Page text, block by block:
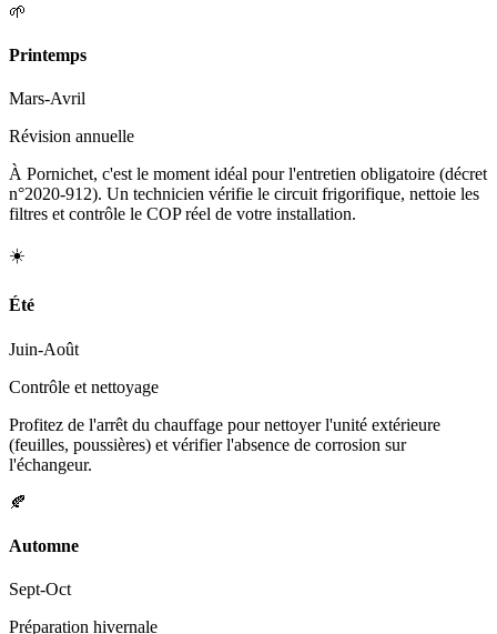
🌱
Printemps
Mars-Avril
Révision annuelle
À Pornichet, c'est le moment idéal pour l'entretien obligatoire (décret
n°2020-912). Un technicien vérifie le circuit frigorifique, nettoie les
filtres et contrôle le COP réel de votre installation.
☀️
Été
Juin-Août
Contrôle et nettoyage
Profitez de l'arrêt du chauffage pour nettoyer l'unité extérieure
(feuilles, poussières) et vérifier l'absence de corrosion sur
l'échangeur.
🍂
Automne
Sept-Oct
Préparation hivernale